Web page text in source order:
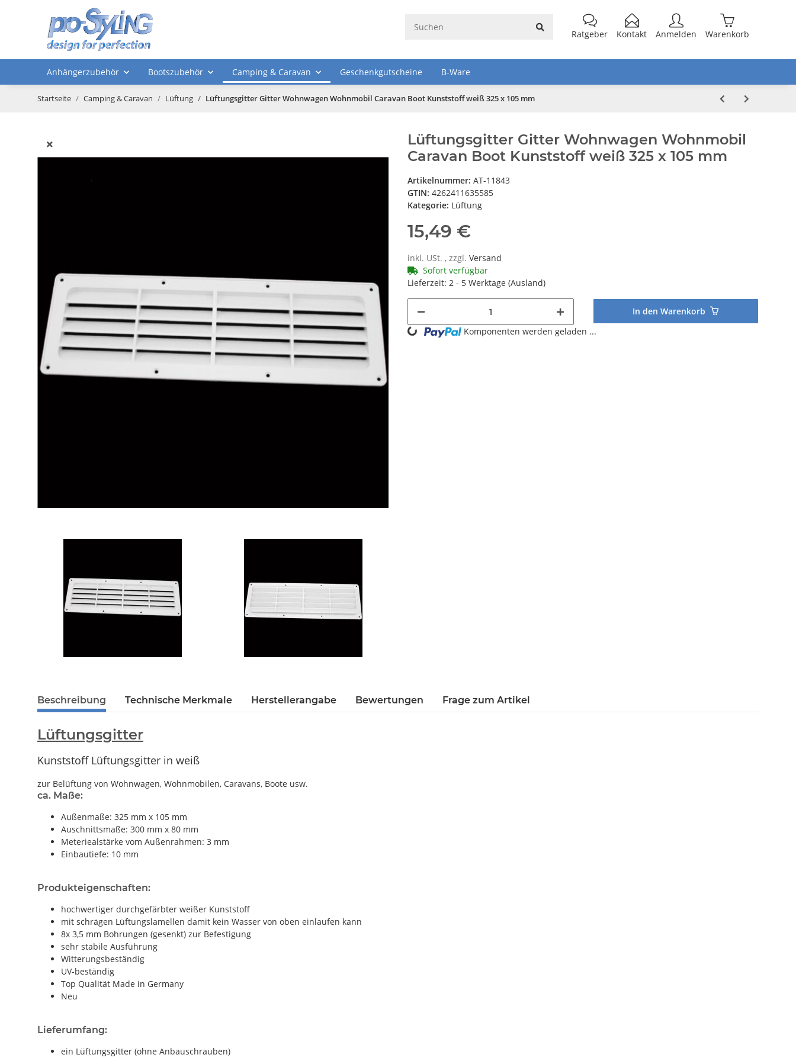
Ratgeber Kontakt Anmelden Warenkorb
Anhängerzubehör Bootszubehör Camping & Caravan Geschenkgutscheine B-Ware
Startseite Camping & Caravan Lüftung Lüftungsgitter Gitter Wohnwagen Wohnmobil Caravan Boot Kunststoff weiß 325 x 105 mm
Lüftungsgitter Gitter Wohnwagen Wohnmobil
Caravan Boot Kunststoff weiß 325 x 105 mm
Artikelnummer: AT-11843
GTIN: 4262411635585
Kategorie: Lüftung
15,49 €
inkl. USt. , zzgl. Versand
Sofort verfügbar
Lieferzeit: 2 - 5 Werktage (Ausland)
In den Warenkorb
Loading... Komponenten werden geladen ...
Beschreibung Technische Merkmale Herstellerangabe Bewertungen Frage zum Artikel
Lüftungsgitter
Kunststoff Lüftungsgitter in weiß
zur Belüftung von Wohnwagen, Wohnmobilen, Caravans, Boote usw.
ca. Maße:
Außenmaße: 325 mm x 105 mm
Auschnittsmaße: 300 mm x 80 mm
Meteriealstärke vom Außenrahmen: 3 mm
Einbautiefe: 10 mm
Produkteigenschaften:
hochwertiger durchgefärbter weißer Kunststoff
mit schrägen Lüftungslamellen damit kein Wasser von oben einlaufen kann
8x 3,5 mm Bohrungen (gesenkt) zur Befestigung
sehr stabile Ausführung
Witterungsbeständig
UV-beständig
Top Qualität Made in Germany
Neu
Lieferumfang:
ein Lüftungsgitter (ohne Anbauschrauben)